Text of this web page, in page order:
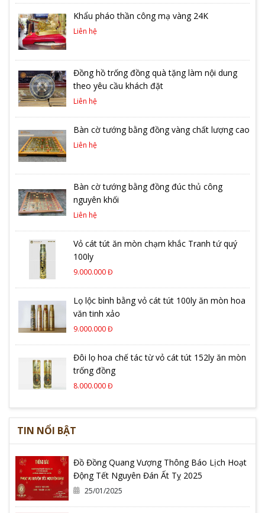
Khẩu pháo thần công mạ vàng 24K
Liên hệ
Đồng hồ trống đồng quà tặng làm nội dung
theo yêu cầu khách đặt
Liên hệ
Bàn cờ tướng bằng đồng vàng chất lượng cao
Liên hệ
Bàn cờ tướng bằng đồng đúc thủ công
nguyên khối
Liên hệ
Vỏ cát tút ăn mòn chạm khắc Tranh tứ quý
100ly
9.000.000 Đ
Lọ lộc bình bằng vỏ cát tút 100ly ăn mòn hoa
văn tinh xảo
9.000.000 Đ
Đôi lọ hoa chế tác từ vỏ cát tút 152ly ăn mòn
trống đồng
8.000.000 Đ
TIN NỔI BẬT
Đồ Đồng Quang Vượng Thông Báo Lịch Hoạt
Động Tết Nguyên Đán Ất Tỵ 2025
25/01/2025